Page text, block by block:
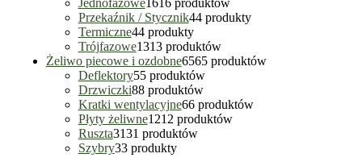
Jednofazowe1616 produktów
Przekaźnik / Stycznik44 produkty
Termiczne44 produkty
Trójfazowe1313 produktów
Żeliwo piecowe i ozdobne6565 produktów
Deflektory55 produktów
Drzwiczki88 produktów
Kratki wentylacyjne66 produktów
Płyty żeliwne1212 produktów
Ruszta3131 produktów
Szybry33 produkty